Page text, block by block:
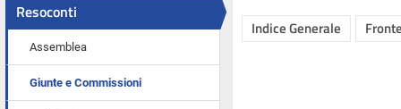
Resoconti
Assemblea
Giunte e Commissioni
Indice Generale